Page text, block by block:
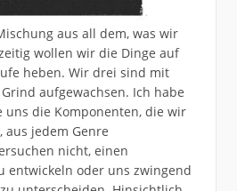
aus all dem, was wir
wollen wir die Dinge auf
heben. Wir drei sind mit
aufgewachsen. Ich habe
uns die Komponenten, die wir
aus jedem Genre
nicht, einen
entwickeln oder uns zwingend